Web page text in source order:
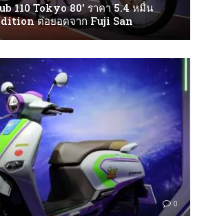
110 Tokyo 80′ ราคา 5.4 หมื่น
ต่อยอดจาก Fuji San
0